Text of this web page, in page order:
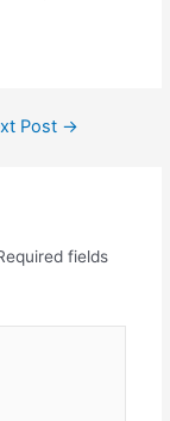
Post →
fields